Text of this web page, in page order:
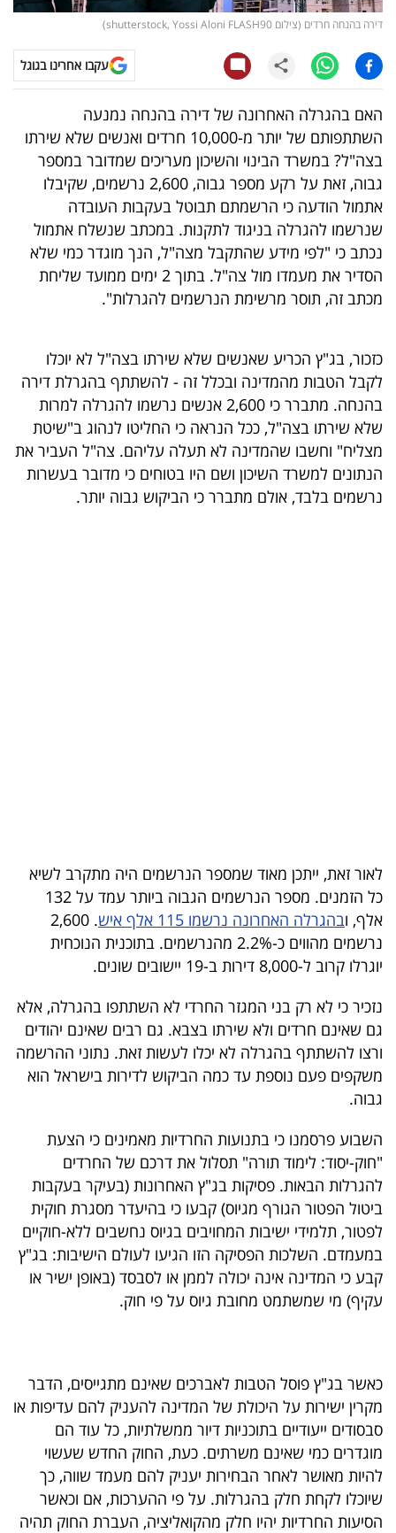
ויראלי
טלוויזיה
עסקי
ספורט
קריירה
ולימודים
מינויים
רייטינג
בריאות
תרבות
ופנאי
תיירות
דרושים
ניוזלטרים
מייל
אדום
פרסמו
באייס
עקבו
אחרינו:
דירה בהנחה חרדים (צילום shutterstock, Yossi Aloni FLASH90)
עקבו אחרינו בגוגל
האם בהגרלה האחרונה של דירה בהנחה נמנעה
השתתפותם של יותר מ-10,000 חרדים ואנשים שלא שירתו
בצה"ל? במשרד הבינוי והשיכון מעריכים שמדובר במספר
גבוה, זאת על רקע מספר גבוה, 2,600 נרשמים, שקיבלו
אתמול הודעה כי הרשמתם תבוטל בעקבות העובדה
שנרשמו להגרלה בניגוד לתקנות. במכתב שנשלח אתמול
נכתב כי "לפי מידע שהתקבל מצה"ל, הנך מוגדר כמי שלא
הסדיר את מעמדו מול צה"ל. בתוך 2 ימים ממועד שליחת
מכתב זה, תוסר מרשימת הנרשמים להגרלות".
כזכור, בג"ץ הכריע שאנשים שלא שירתו בצה"ל לא יוכלו
לקבל הטבות מהמדינה ובכלל זה - להשתתף בהגרלת דירה
בהנחה. מתברר כי 2,600 אנשים נרשמו להגרלה למרות
שלא שירתו בצה"ל, ככל הנראה כי החליטו לנהוג ב"שיטת
מצליח" וחשבו שהמדינה לא תעלה עליהם. צה"ל העביר את
הנתונים למשרד השיכון ושם היו בטוחים כי מדובר בעשרות
נרשמים בלבד, אולם מתברר כי הביקוש גבוה יותר.
לאור זאת, ייתכן מאוד שמספר הנרשמים היה מתקרב לשיא
כל הזמנים. מספר הנרשמים הגבוה ביותר עמד על 132
אלף, ובהגרלה האחרונה נרשמו 115 אלף איש
. 2,600
נרשמים מהווים כ-2.2% מהנרשמים. בתוכנית הנוכחית
יוגרלו קרוב ל-8,000 דירות ב-19 יישובים שונים.
נזכיר כי לא רק בני המגזר החרדי לא השתתפו בהגרלה, אלא
גם שאינם חרדים ולא שירתו בצבא. גם רבים שאינם יהודים
ורצו להשתתף בהגרלה לא יכלו לעשות זאת. נתוני ההרשמה
משקפים פעם נוספת עד כמה הביקוש לדירות בישראל הוא
גבוה.
השבוע פרסמנו כי בתנועות החרדיות מאמינים כי הצעת
"חוק-יסוד: לימוד תורה" תסלול את דרכם של החרדים
להגרלות הבאות. פסיקות בג"ץ האחרונות (בעיקר בעקבות
ביטול הפטור הגורף מגיוס) קבעו כי בהיעדר מסגרת חוקית
לפטור, תלמידי ישיבות המחויבים בגיוס נחשבים ללא-חוקיים
במעמדם. השלכות הפסיקה הזו הגיעו לעולם הישיבות: בג"ץ
קבע כי המדינה אינה יכולה לממן או לסבסד (באופן ישיר או
עקיף) מי שמשתמט מחובת גיוס על פי חוק.
כאשר בג"ץ פוסל הטבות לאברכים שאינם מתגייסים, הדבר
מקרין ישירות על היכולת של המדינה להעניק להם עדיפות או
סבסודים ייעודיים בתוכניות דיור ממשלתיות, כל עוד הם
מוגדרים כמי שאינם משרתים. כעת, החוק החדש שעשוי
להיות מאושר לאחר הבחירות יעניק להם מעמד שווה, כך
שיוכלו לקחת חלק בהגרלות. על פי ההערכות, אם וכאשר
הסיעות החרדיות יהיו חלק מהקואליציה, העברת החוק תהיה